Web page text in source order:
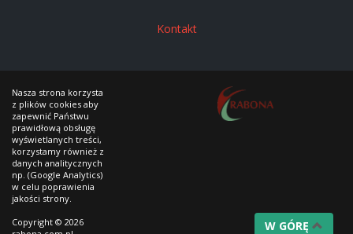
Kontakt
Nasza strona korzysta
z plików cookies aby
zapewnić Państwu
prawidłową obsługę
wyświetlanych treści,
korzystamy również z
danych analitycznych
np. (Google Analytics)
w celu poprawienia
jakości strony.
Copyright © 2026
W GÓRĘ